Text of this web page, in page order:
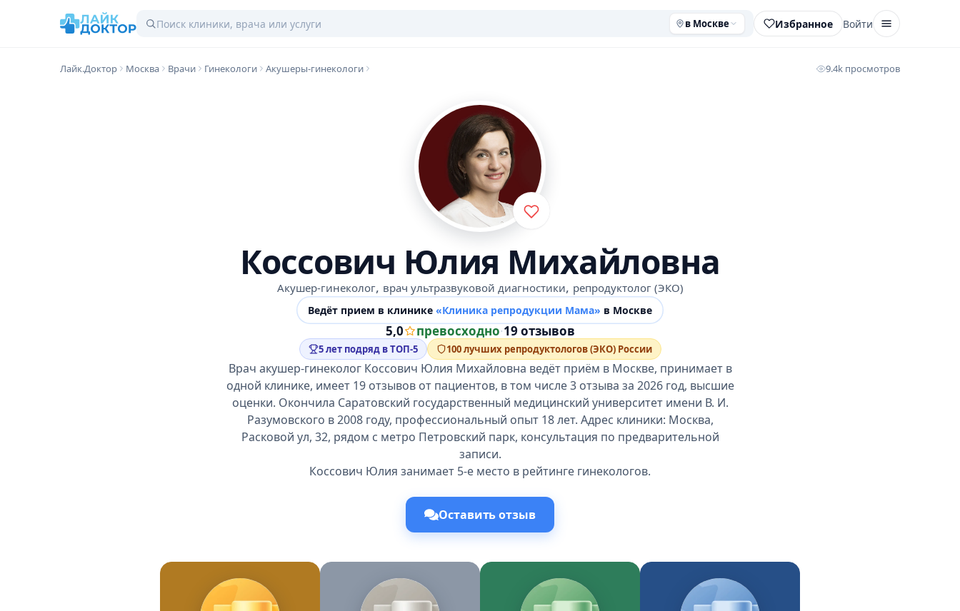
в Москве Избранное Войти
Лайк.Доктор Москва Врачи Гинекологи Акушеры-гинекологи 9.4k просмотров
Коссович Юлия Михайловна
Акушер-гинеколог, врач ультразвуковой диагностики, репродуктолог (ЭКО)
Ведёт прием в клинике «Клиника репродукции Мама» в Москве
5,0 превосходно·19 отзывов
5 лет подряд в ТОП-5 100 лучших репродуктологов (ЭКО) России
Врач акушер-гинеколог Коссович Юлия Михайловна ведёт приём в Москве, принимает в
одной клинике, имеет 19 отзывов от пациентов, в том числе 3 отзыва за 2026 год, высшие
оценки. Окончила Саратовский государственный медицинский университет имени В. И.
Разумовского в 2008 году, профессиональный опыт 18 лет. Адрес клиники: Москва,
Расковой ул, 32, рядом с метро Петровский парк, консультация по предварительной
записи.
Коссович Юлия занимает 5-е место в рейтинге гинекологов.
Оставить отзыв